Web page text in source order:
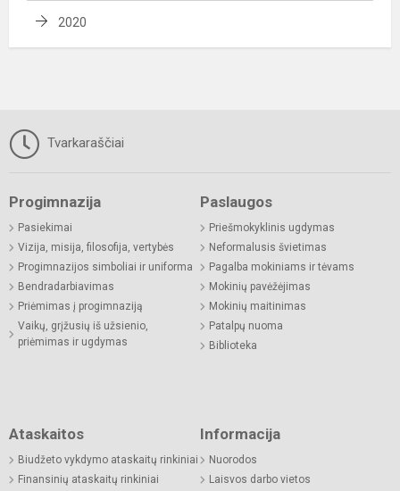
2020
Tvarkaraščiai
Progimnazija
Pasiekimai
Vizija, misija, filosofija, vertybės
Progimnazijos simboliai ir uniforma
Bendradarbiavimas
Priėmimas į progimnaziją
Vaikų, grįžusių iš užsienio,
priėmimas ir ugdymas
Paslaugos
Priešmokyklinis ugdymas
Neformalusis švietimas
Pagalba mokiniams ir tėvams
Mokinių pavėžėjimas
Mokinių maitinimas
Patalpų nuoma
Biblioteka
Ataskaitos
Biudžeto vykdymo ataskaitų rinkiniai
Finansinių ataskaitų rinkiniai
Informacija
Nuorodos
Laisvos darbo vietos